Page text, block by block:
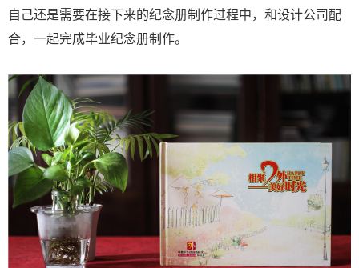
自己还是需要在接下来的纪念册制作过程中，和设计公司配
合，一起完成毕业纪念册制作。